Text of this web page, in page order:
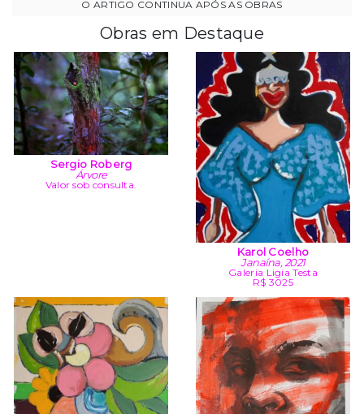
Obras em Destaque
Sergio Roberg
Árvore
Valor sob consulta.
Karol Coelho
Janaína, 2021
Galeria Ligia Testa
R$ 3025